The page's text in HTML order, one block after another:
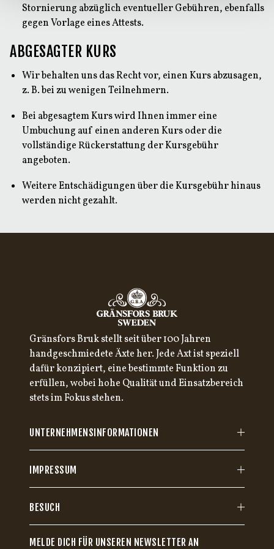
Stornierung abzüglich eventueller Gebühren, ebenfalls
gegen Vorlage eines Attests.
ABGESAGTER KURS
Wir behalten uns das Recht vor, einen Kurs abzusagen,
z. B. bei zu wenigen Teilnehmern.
Bei abgesagtem Kurs wird Ihnen immer eine
Umbuchung auf einen anderen Kurs oder die
vollständige Rückerstattung der Kursgebühr
angeboten.
Weitere Entschädigungen über die Kursgebühr hinaus
werden nicht gezahlt.
Gränsfors Bruk stellt seit über 100 Jahren
handgeschmiedete Äxte her. Jede Axt ist speziell
dafür konzipiert, eine bestimmte Funktion zu
erfüllen, wobei hohe Qualität und Einsatzbereich
stets im Fokus stehen.
UNTERNEHMENSINFORMATIONEN
IMPRESSUM
BESUCH
MELDE DICH FÜR UNSEREN NEWSLETTER AN